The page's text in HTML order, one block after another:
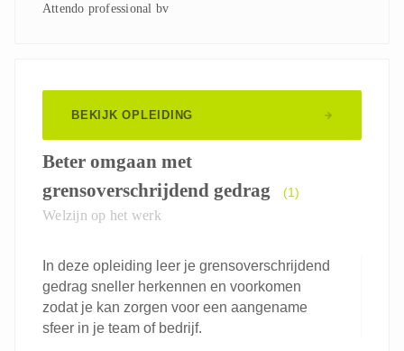
Attendo professional bv
BEKIJK OPLEIDING
Beter omgaan met
grensoverschrijdend gedrag
(1)
Welzijn op het werk
In deze opleiding leer je grensoverschrijdend
gedrag sneller herkennen en voorkomen
zodat je kan zorgen voor een aangename
sfeer in je team of bedrijf.